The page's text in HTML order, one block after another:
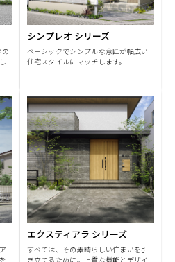
シンプレオ シリーズ
ベーシックでシンプルな意匠が幅広い
住宅スタイルにマッチします。
エクスティアラ シリーズ
すべては、その素晴らしい住まいを引
き立てるために。上質な機能とデザイ